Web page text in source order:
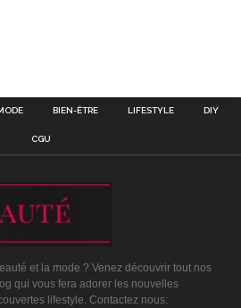
BIEN-ÊTRE LIFESTYLE DIY
CGU
et la mode ? Venez découvrir tout nos
qui vous fera adorer les nouvelles
lifestyle. Contactez nous: